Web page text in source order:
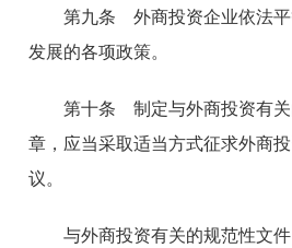
第九条 外商投资企业依法平
发展的各项政策。
第十条 制定与外商投资有
章，应当采取适当方式征求外商
议。
与外商投资有关的规范性文